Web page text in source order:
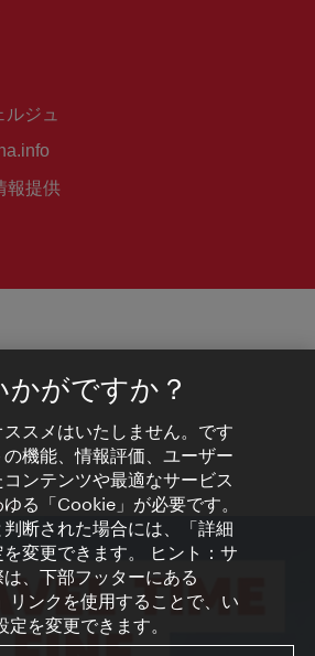
ジュ
報提供
かがですか？
スメはいたしません。です
機能、情報評価、ユーザー
ンテンツや最適なサービス
る「Cookie」が必要です。
断された場合には、「詳細
変更できます。 ヒント：サ
、下部フッターにある
リンクを使用することで、い
を変更できます。